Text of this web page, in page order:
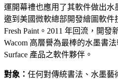
運開幕禮也應用了其軟件做出水
邀到美國微軟總部開發繪圖軟
Fresh Paint。2011 年回流，開發
Wacom 高層譽為最棒的水墨書
Surface 產品之軟件夥伴。
對象： 任何對傳統書法、水墨​藝